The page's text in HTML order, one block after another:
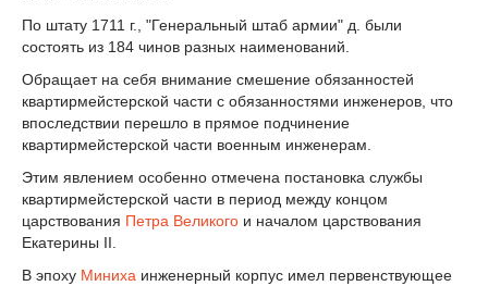
По штату 1711 г., "Генеральный штаб армии" д. были
состоять из 184 чинов разных наименований.
Обращает на себя внимание смешение обязанностей
квартирмейстерской части с обязанностями инженеров, что
впоследствии перешло в прямое подчинение
квартирмейстерской части военным инженерам.
Этим явлением особенно отмечена постановка службы
квартирмейстерской части в период между концом
царствования Петра Великого и началом царствования
Екатерины II.
В эпоху Миниха инженерный корпус имел первенствующее